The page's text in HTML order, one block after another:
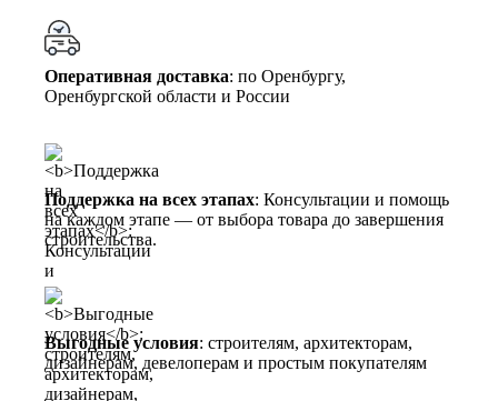
Оперативная доставка: по Оренбургу,
Оренбургской области и России
Поддержка на всех этапах: Консультации и помощь
на каждом этапе — от выбора товара до завершения
строительства.
Выгодные условия: строителям, архитекторам,
дизайнерам, девелоперам и простым покупателям